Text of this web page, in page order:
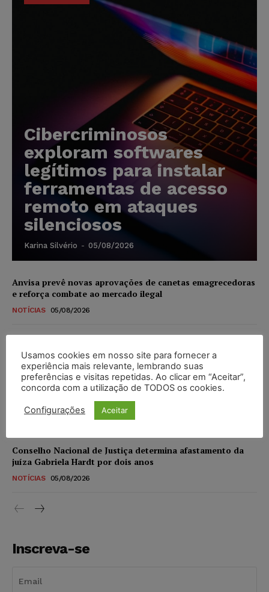
Cibercriminosos
exploram softwares
legítimos para instalar
ferramentas de acesso
remoto em ataques
silenciosos
Karina Silvério - 05/08/2026
Anvisa prevê novas aprovações de canetas emagrecedoras
e reforça combate ao mercado ilegal
NOTÍCIAS 05/08/2026
CNJ extingue aposentadoria compulsória como punição
máxima para magistrados e regulamenta perda do cargo
NOTÍCIAS 05/08/2026
Justiça de SP rejeita ação da família de Alexandre de
Moraes contra senador Alessandro Vieira
Conselho Nacional de Justiça determina afastamento da
juíza Gabriela Hardt por dois anos
NOTÍCIAS 05/08/2026
Inscreva-se
Usamos cookies em nosso site para fornecer a
experiência mais relevante, lembrando suas
preferências e visitas repetidas. Ao clicar em “Aceitar”,
concorda com a utilização de TODOS os cookies.
Configurações Aceitar